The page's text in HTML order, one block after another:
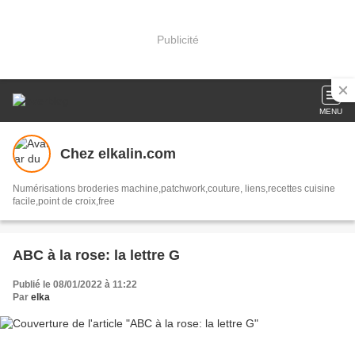
Publicité
MENU
Chez elkalin.com
Numérisations broderies machine,patchwork,couture, liens,recettes cuisine
facile,point de croix,free
ABC à la rose: la lettre G
Publié le 08/01/2022 à 11:22
Par elka